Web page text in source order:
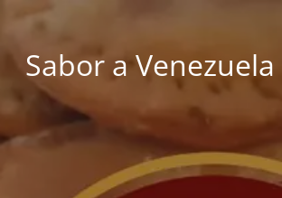
Sabor a